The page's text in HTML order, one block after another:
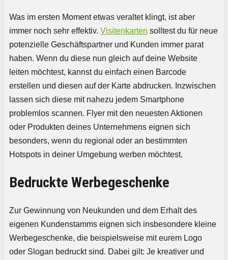
Was im ersten Moment etwas veraltet klingt, ist aber
immer noch sehr effektiv. Visitenkarten solltest du für neue
potenzielle Geschäftspartner und Kunden immer parat
haben. Wenn du diese nun gleich auf deine Website
leiten möchtest, kannst du einfach einen Barcode
erstellen und diesen auf der Karte abdrucken. Inzwischen
lassen sich diese mit nahezu jedem Smartphone
problemlos scannen. Flyer mit den neuesten Aktionen
oder Produkten deines Unternehmens eignen sich
besonders, wenn du regional oder an bestimmten
Hotspots in deiner Umgebung werben möchtest.
Bedruckte Werbegeschenke
Zur Gewinnung von Neukunden und dem Erhalt des
eigenen Kundenstamms eignen sich insbesondere kleine
Werbegeschenke, die beispielsweise mit eurem Logo
oder Slogan bedruckt sind. Dabei gilt: Je kreativer und